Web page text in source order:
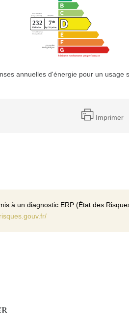
annuelles d'énergie pour un
Imprimer
à un diagnostic ERP (État des